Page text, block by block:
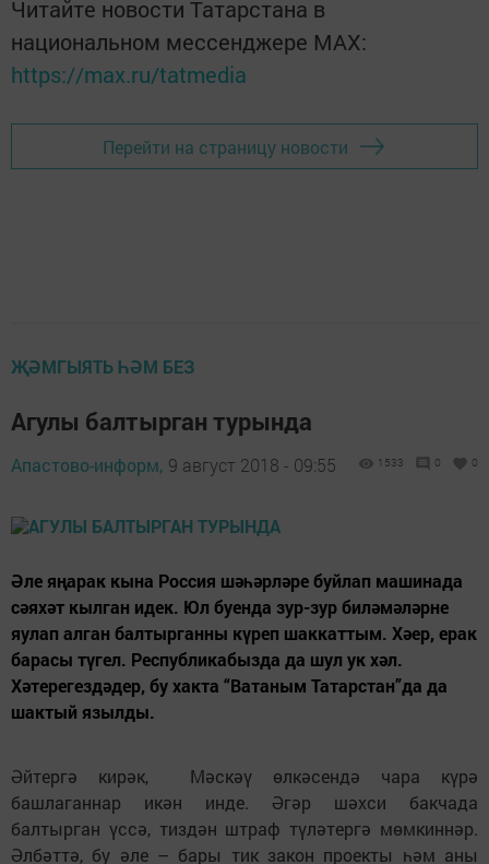
Читайте новости Татарстана в
национальном мессенджере MАХ:
https://max.ru/tatmedia
Перейти на страницу новости
ҖӘМГЫЯТЬ ҺӘМ БЕЗ
Агулы балтырган турында
Апастово-информ, 9 август 2018 - 09:55 1533 0 0
Әле яңарак кына Россия шәһәрләре буйлап машинада
сәяхәт кылган идек. Юл буенда зур-зур биләмәләрне
яулап алган балтырганны күреп шаккаттым. Хәер, ерак
барасы түгел. Республикабызда да шул ук хәл.
Хәтерегездәдер, бу хакта “Ватаным Татарстан”да да
шактый язылды.
Әйтергә кирәк, Мәскәү өлкәсендә чара күрә
башлаганнар икән инде. Әгәр шәхси бакчада
балтырган үссә, тиздән штраф түләтергә мөмкиннәр.
Әлбәттә, бу әле – бары тик закон проекты һәм аны